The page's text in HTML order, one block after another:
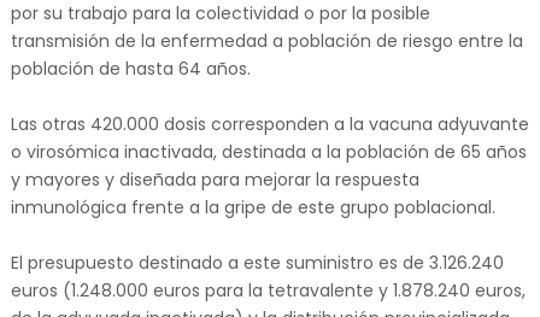
por su trabajo para la colectividad o por la posible
transmisión de la enfermedad a población de riesgo entre la
población de hasta 64 años.
Las otras 420.000 dosis corresponden a la vacuna adyuvante
o virosómica inactivada, destinada a la población de 65 años
y mayores y diseñada para mejorar la respuesta
inmunológica frente a la gripe de este grupo poblacional.
El presupuesto destinado a este suministro es de 3.126.240
euros (1.248.000 euros para la tetravalente y 1.878.240 euros,